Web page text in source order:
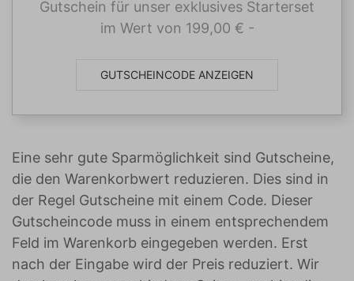
Gutschein für unser exklusives Starterset
im Wert von 199,00 € -
GUTSCHEINCODE ANZEIGEN
Eine sehr gute Sparmöglichkeit sind Gutscheine,
die den Warenkorbwert reduzieren. Dies sind in
der Regel Gutscheine mit einem Code. Dieser
Gutscheincode muss in einem entsprechendem
Feld im Warenkorb eingegeben werden. Erst
nach der Eingabe wird der Preis reduziert. Wir